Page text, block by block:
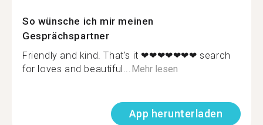
So wünsche ich mir meinen
Gesprächspartner
Friendly and kind. That's it ❤❤❤❤❤❤❤ search
for loves and beautiful...Mehr lesen
App herunterladen